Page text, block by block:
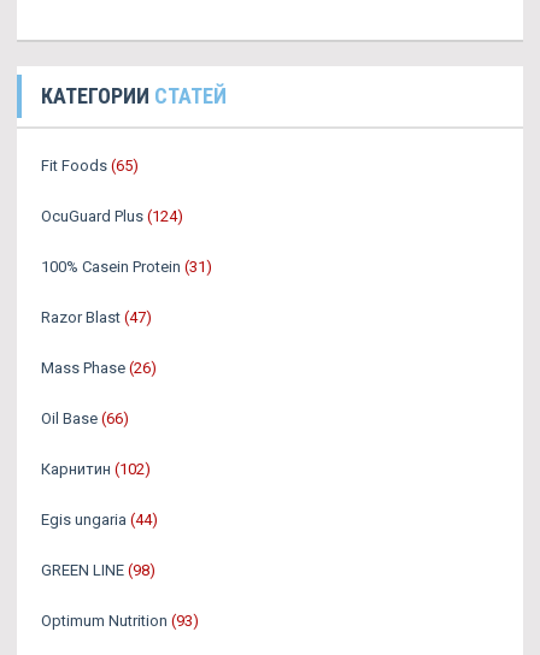
КАТЕГОРИИ СТАТЕЙ
Fit Foods (65)
OcuGuard Plus (124)
100% Casein Protein (31)
Razor Blast (47)
Mass Phase (26)
Oil Base (66)
Карнитин (102)
Egis ungaria (44)
GREEN LINE (98)
Optimum Nutrition (93)